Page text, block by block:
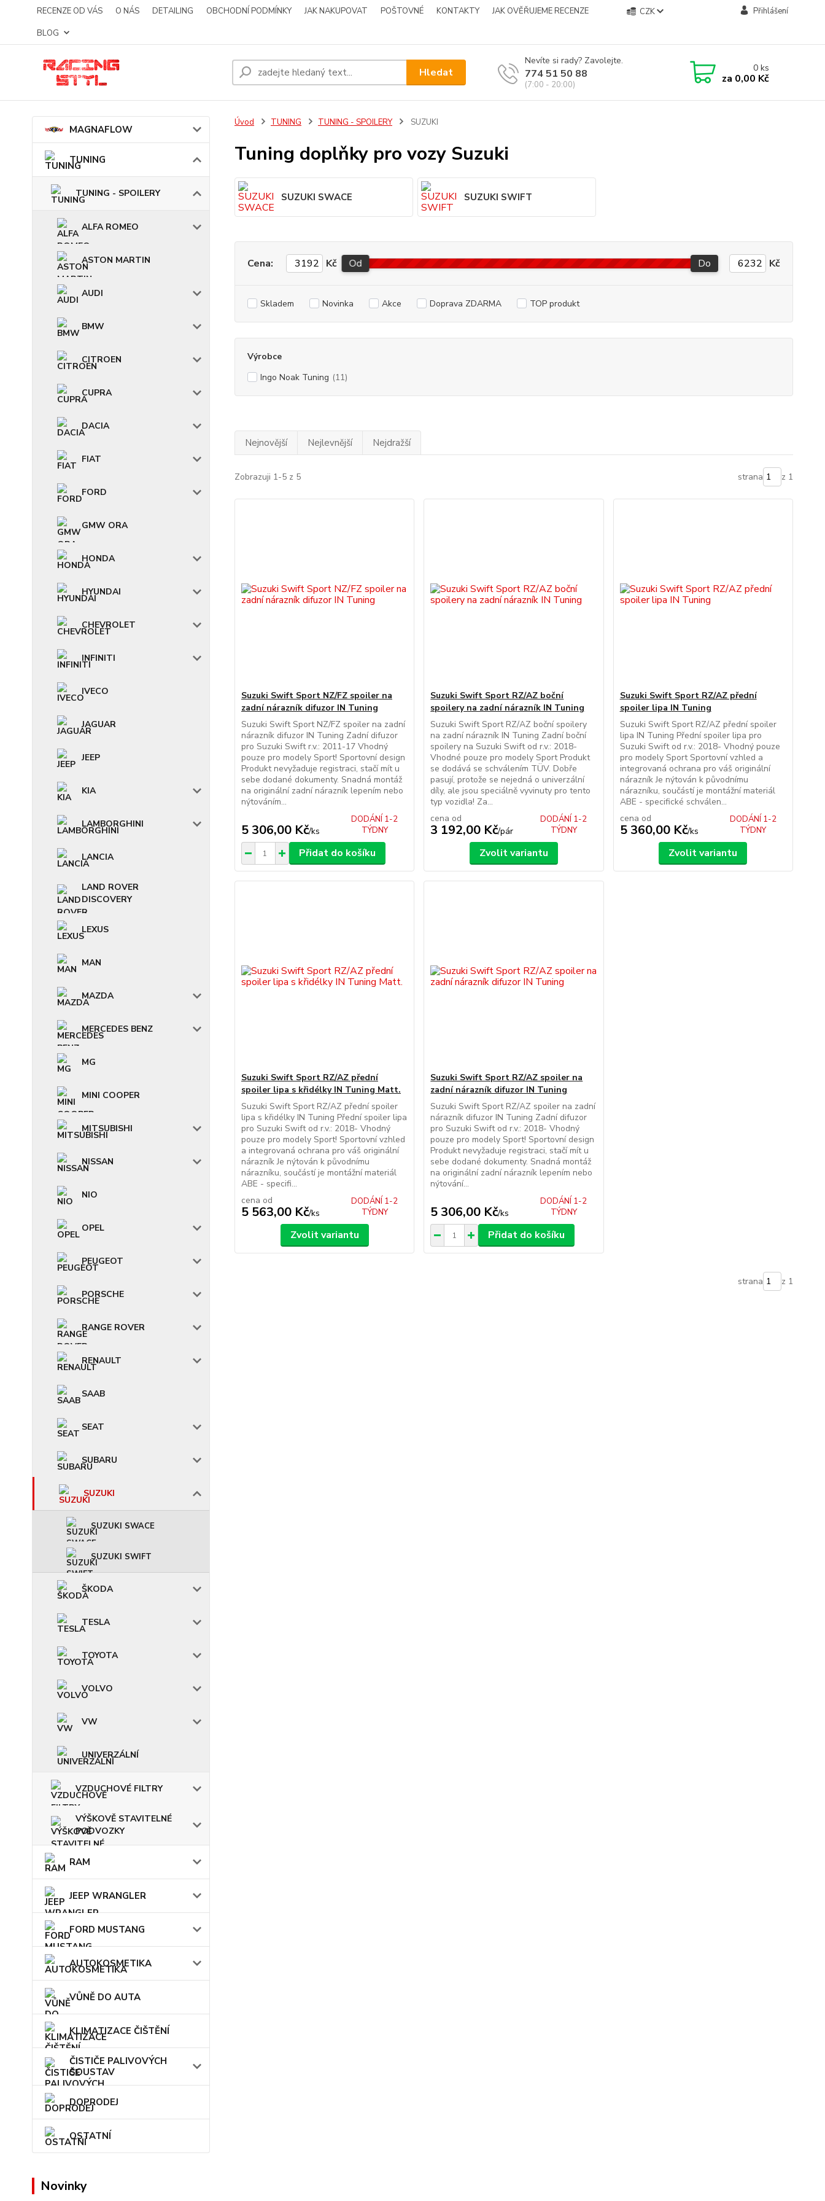
RECENZE OD VÁS O NÁS DETAILING OBCHODNÍ PODMÍNKY JAK NAKUPOVAT POŠTOVNÉ KONTAKTY
JAK OVĚŘUJEME RECENZE
BLOG
CZK Přihlášení
Hledat
Nevíte si rady? Zavolejte.
774 51 50 88
(7:00 - 20:00)
0ks
za 0,00 Kč
MAGNAFLOW
TUNING
TUNING - SPOILERY
ALFA ROMEO
ASTON MARTIN
AUDI
BMW
CITROEN
CUPRA
DACIA
FIAT
FORD
GMW ORA
HONDA
HYUNDAI
CHEVROLET
INFINITI
IVECO
JAGUAR
JEEP
KIA
LAMBORGHINI
LANCIA
LAND ROVER
DISCOVERY
LEXUS
MAN
MAZDA
MERCEDES BENZ
MG
MINI COOPER
MITSUBISHI
NISSAN
NIO
OPEL
PEUGEOT
PORSCHE
RANGE ROVER
RENAULT
SAAB
SEAT
SUBARU
SUZUKI
SUZUKI SWACE
SUZUKI SWIFT
ŠKODA
TESLA
TOYOTA
VOLVO
VW
UNIVERZÁLNÍ
VZDUCHOVÉ FILTRY
VÝŠKOVĚ STAVITELNÉ
PODVOZKY
RAM
JEEP WRANGLER
FORD MUSTANG
AUTOKOSMETIKA
VŮNĚ DO AUTA
KLIMATIZACE ČIŠTĚNÍ
ČISTIČE PALIVOVÝCH
SOUSTAV
DOPRODEJ
OSTATNÍ
Novinky
Úvod TUNING TUNING - SPOILERY SUZUKI
Tuning doplňky pro vozy Suzuki
SUZUKI SWACE SUZUKI SWIFT
Cena: Kč Od Do Kč
Skladem Novinka Akce Doprava ZDARMA TOP produkt
Výrobce
Ingo Noak Tuning (11)
Nejnovější Nejlevnější Nejdražší
Zobrazuji 1-5 z 5 strana z 1
Suzuki Swift Sport NZ/FZ spoiler na
zadní nárazník difuzor IN Tuning
Suzuki Swift Sport NZ/FZ spoiler na zadní
nárazník difuzor IN Tuning Zadní difuzor
pro Suzuki Swift r.v.: 2011-17 Vhodný
pouze pro modely Sport! Sportovní design
Produkt nevyžaduje registraci, stačí mít u
sebe dodané dokumenty. Snadná montáž
na originální zadní nárazník lepením nebo
nýtováním...
5 306,00 Kč/ks
DODÁNÍ 1-2
TÝDNY
Přidat do košíku
Suzuki Swift Sport RZ/AZ boční
spoilery na zadní nárazník IN Tuning
Suzuki Swift Sport RZ/AZ boční spoilery
na zadní nárazník IN Tuning Zadní boční
spoilery na Suzuki Swift od r.v.: 2018-
Vhodné pouze pro modely Sport Produkt
se dodává se schválením TÜV. Dobře
pasují, protože se nejedná o univerzální
díly, ale jsou speciálně vyvinuty pro tento
typ vozidla! Za...
cena od
3 192,00 Kč/pár
DODÁNÍ 1-2
TÝDNY
Zvolit variantu
Suzuki Swift Sport RZ/AZ přední
spoiler lipa IN Tuning
Suzuki Swift Sport RZ/AZ přední spoiler
lipa IN Tuning Přední spoiler lipa pro
Suzuki Swift od r.v.: 2018- Vhodný pouze
pro modely Sport Sportovní vzhled a
integrovaná ochrana pro váš originální
nárazník Je nýtován k původnímu
nárazníku, součástí je montážní materiál
ABE - specifické schválen...
cena od
5 360,00 Kč/ks
DODÁNÍ 1-2
TÝDNY
Zvolit variantu
Suzuki Swift Sport RZ/AZ přední
spoiler lipa s křidélky IN Tuning Matt.
Suzuki Swift Sport RZ/AZ přední spoiler
lipa s křidélky IN Tuning Přední spoiler lipa
pro Suzuki Swift od r.v.: 2018- Vhodný
pouze pro modely Sport! Sportovní vzhled
a integrovaná ochrana pro váš originální
nárazník Je nýtován k původnímu
nárazníku, součástí je montážní materiál
ABE - specifi...
cena od
5 563,00 Kč/ks
DODÁNÍ 1-2
TÝDNY
Zvolit variantu
Suzuki Swift Sport RZ/AZ spoiler na
zadní nárazník difuzor IN Tuning
Suzuki Swift Sport RZ/AZ spoiler na zadní
nárazník difuzor IN Tuning Zadní difuzor
pro Suzuki Swift od r.v.: 2018- Vhodný
pouze pro modely Sport! Sportovní design
Produkt nevyžaduje registraci, stačí mít u
sebe dodané dokumenty. Snadná montáž
na originální zadní nárazník lepením nebo
nýtování...
5 306,00 Kč/ks
DODÁNÍ 1-2
TÝDNY
Přidat do košíku
strana z 1